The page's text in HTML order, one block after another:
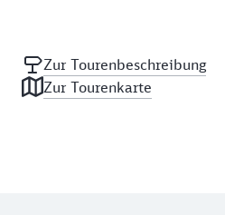
Zur Tourenbeschreibung
Zur Tourenkarte